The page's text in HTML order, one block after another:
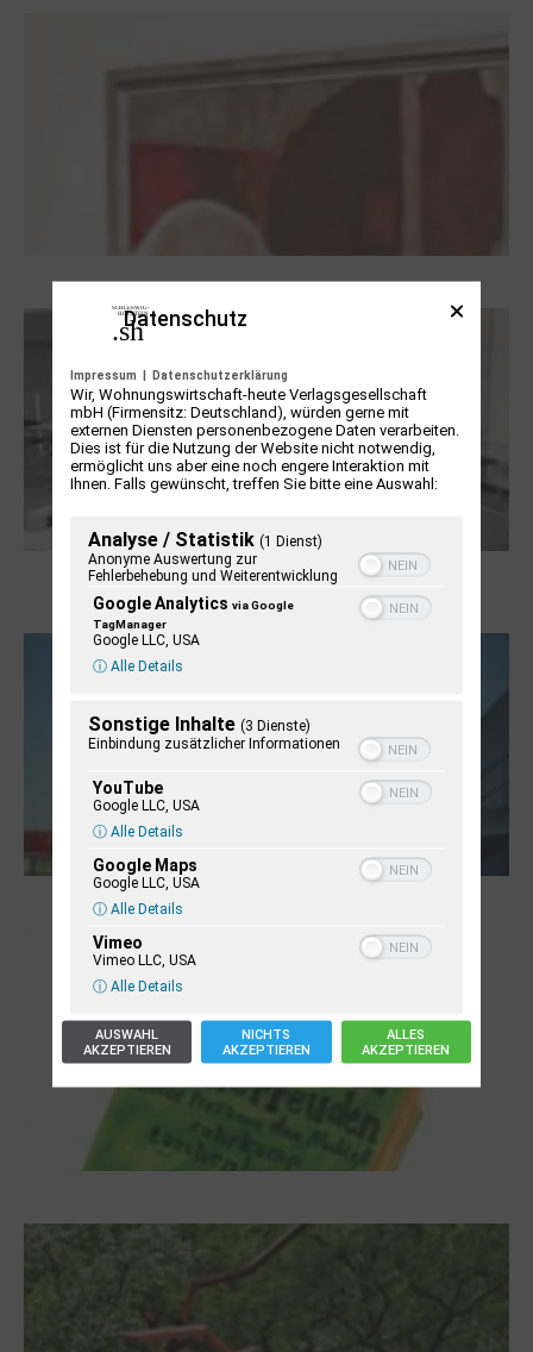
Dieter Pape. Ein Leben für die Kunst
Boy Lornsen zum 30. Todestag. Von
Steinen, Büchern und Himbeersaft
NUKLEUS Kiel
Datenschutz
Impressum Datenschutzerklärung
Wir, Wohnungswirtschaft-heute Verlagsgesellschaft
mbH (Firmensitz: Deutschland), würden gerne mit
externen Diensten personenbezogene Daten verarbeiten.
Dies ist für die Nutzung der Website nicht notwendig,
ermöglicht uns aber eine noch engere Interaktion mit
Ihnen. Falls gewünscht, treffen Sie bitte eine Auswahl:
Analyse / Statistik (1 Dienst)
Anonyme Auswertung zur
Fehlerbehebung und Weiterentwicklung
Google Analytics via Google
TagManager
Google LLC, USA
ⓘ Alle Details
Sonstige Inhalte (3 Dienste)
Einbindung zusätzlicher Informationen
YouTube
Google LLC, USA
ⓘ Alle Details
Google Maps
Google LLC, USA
ⓘ Alle Details
Vimeo
Vimeo LLC, USA
ⓘ Alle Details
AUSWAHL
AKZEPTIEREN
NICHTS
AKZEPTIEREN
ALLES
AKZEPTIEREN